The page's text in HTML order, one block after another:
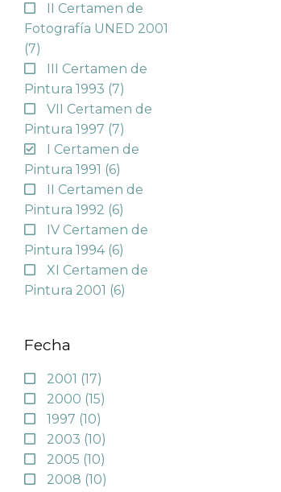
II Certamen de
Fotografía UNED 2001
(7)
III Certamen de
Pintura 1993 (7)
VII Certamen de
Pintura 1997 (7)
I Certamen de
Pintura 1991 (6)
II Certamen de
Pintura 1992 (6)
IV Certamen de
Pintura 1994 (6)
XI Certamen de
Pintura 2001 (6)
Fecha
2001 (17)
2000 (15)
1997 (10)
2003 (10)
2005 (10)
2008 (10)